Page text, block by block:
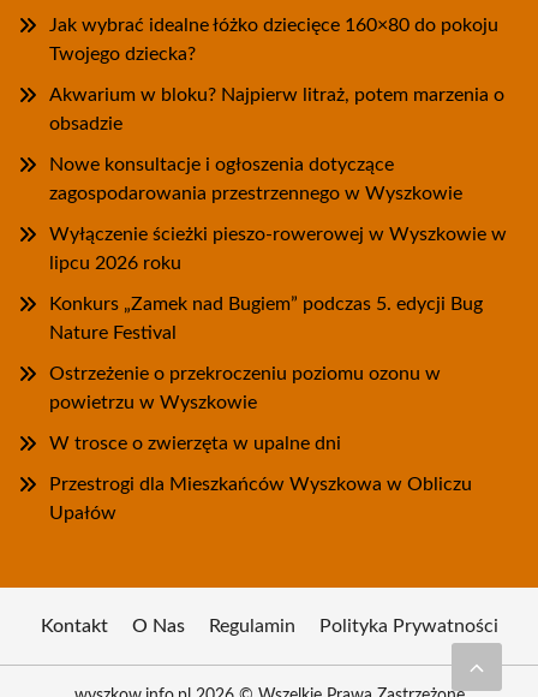
Jak wybrać idealne łóżko dziecięce 160×80 do pokoju
Twojego dziecka?
Akwarium w bloku? Najpierw litraż, potem marzenia o
obsadzie
Nowe konsultacje i ogłoszenia dotyczące
zagospodarowania przestrzennego w Wyszkowie
Wyłączenie ścieżki pieszo-rowerowej w Wyszkowie w
lipcu 2026 roku
Konkurs „Zamek nad Bugiem” podczas 5. edycji Bug
Nature Festival
Ostrzeżenie o przekroczeniu poziomu ozonu w
powietrzu w Wyszkowie
W trosce o zwierzęta w upalne dni
Przestrogi dla Mieszkańców Wyszkowa w Obliczu
Upałów
Kontakt O Nas Regulamin Polityka Prywatności